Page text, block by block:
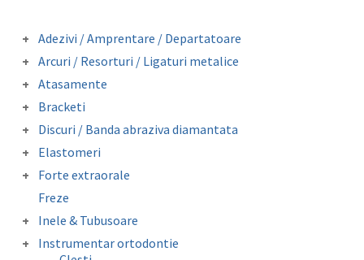
Adezivi / Amprentare / Departatoare
Adezivi bracketi
Adezivi inel molar
Amprentare
Departatoare
Arcuri / Resorturi / Ligaturi metalice
Arcuri preformate fizionomice
Arcuri preformate metalice
Fire otel drepte
Ligaturi metalice preformate
Atasamente
Butoni colabili
Carlige crimpabile
Contentie
Mini stops
Bracketi
Bracketi autoligaturanti
Bracketi fizionomici
Bracketi metalici
Discuri / Banda abraziva diamantata
Banda perforata abraziva metalica
diamantata
Elastomeri
Catene
Elastice extraorale
Elastice intraorale
Ligaturi elastice
Separatoare
Forte extraorale
Module de siguranta
Freze
Inele & Tubusoare
Inele molar
Tubusor molar 1 si 2
Instrumentar ortodontie